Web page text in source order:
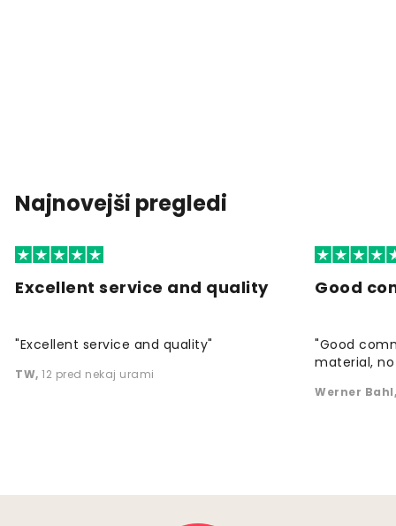
Najnovejši pregledi
Excellent service and quality
"Excellent service and quality"
TW, 12 pred nekaj urami
Good
"Good
material,
Werner Bahl